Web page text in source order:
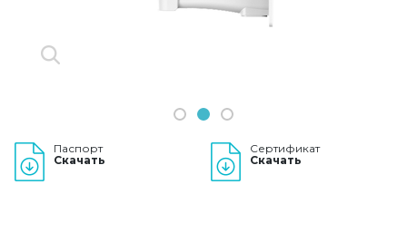
1 2 3
Паспорт
Скачать
Сертификат
Скачать